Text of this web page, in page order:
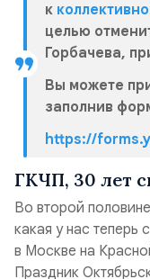
к
целью
Горбачева,
Вы можете
заполнив
https://
ГКЧП, 30 лет
Во второй
какая у нас теперь
в Москве на
Праздник